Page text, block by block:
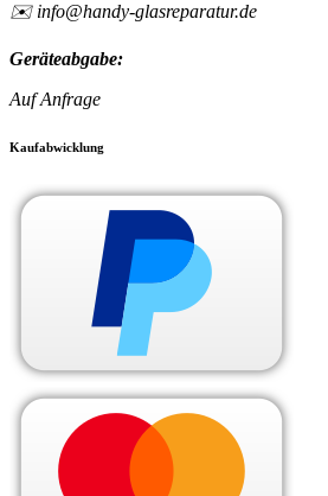
✉️ info@handy-glasreparatur.de
Geräteabgabe:
Auf Anfrage
Kaufabwicklung